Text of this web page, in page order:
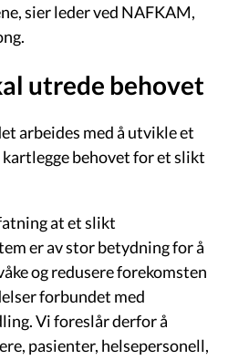
sier leder ved NAFKAM,
utrede behovet
arbeides med å utvikle et
behovet for et slikt
at et slikt
er av stor betydning for å
og redusere forekomsten
forbundet med
Vi foreslår derfor å
pasienter, helsepersonell,